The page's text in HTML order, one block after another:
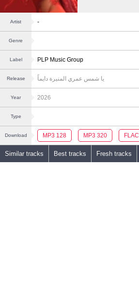
Artist -
Genre
Label PLP Music Group
Release يا شمس عمري المنيرة دايماً
Year 2026
Type
Download MP3 128 MP3 320 FLAC
Similar tracks Best tracks Fresh tracks